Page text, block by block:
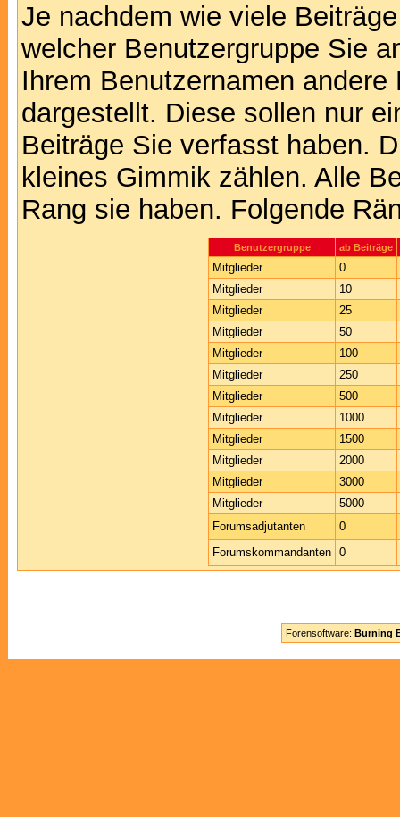
Je nachdem wie viele
welcher Benutzergruppe Sie
Ihrem Benutzernamen
dargestellt. Diese sollen nur
Beiträge Sie verfasst haben.
kleines Gimmik zählen. Alle
Rang sie haben. Folgende
Benutzergruppe ab Beiträge
Mitglieder
0
Mitglieder
10
Mitglieder
25
Mitglieder
50
Mitglieder
100
Mitglieder
250
Mitglieder
500
Mitglieder
1000
Mitglieder
1500
Mitglieder
2000
Mitglieder
3000
Mitglieder
5000
Forumsadjutanten
0
Forumskommandanten 0
Forensoftware: Burning